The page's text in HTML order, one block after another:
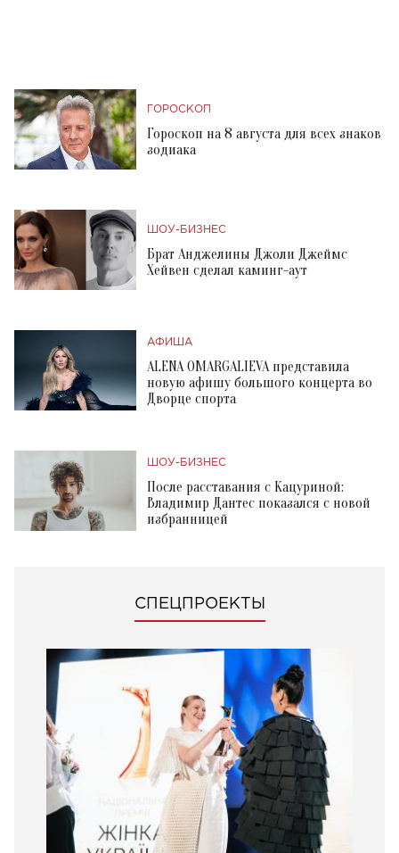
ГОРОСКОП
Гороскоп на 8 августа для всех знаков
зодиака
ШОУ-БИЗНЕС
Брат Анджелины Джоли Джеймс
Хейвен сделал каминг-аут
АФИША
ALENA OMARGALIEVA представила
новую афишу большого концерта во
Дворце спорта
ШОУ-БИЗНЕС
После расставания с Кацуриной:
Владимир Дантес показался с новой
избранницей
СПЕЦПРОЕКТЫ